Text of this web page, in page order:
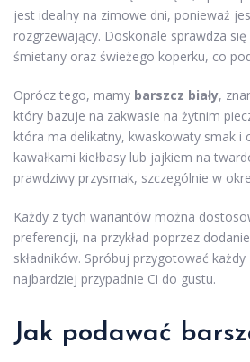
jest idealny na zimowe dni, ponieważ
rozgrzewający. Doskonale sprawdza
śmietany oraz świeżego koperku, co
Oprócz tego, mamy barszcz biały,
który bazuje na zakwasie na żytnim
która ma delikatny, kwaskowaty smak i
kawałkami kiełbasy lub jajkiem na
prawdziwy przysmak, szczególnie w
Każdy z tych wariantów można
preferencji, na przykład poprzez
składników. Spróbuj przygotować
najbardziej przypadnie Ci do gustu.
Jak podawać